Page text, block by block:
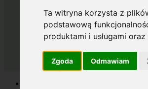
Ta witryna korzysta z
podstawową
produktami i usługami
Zgoda Odmawiam